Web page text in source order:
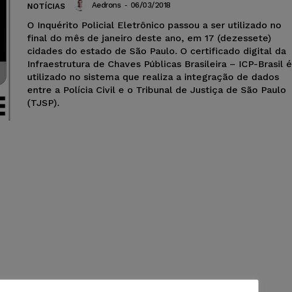
NOTÍCIAS Aedrons - 06/03/2018
O Inquérito Policial Eletrônico passou a ser utilizado no
final do mês de janeiro deste ano, em 17 (dezessete)
cidades do estado de São Paulo. O certificado digital da
Infraestrutura de Chaves Públicas Brasileira – ICP-Brasil é
utilizado no sistema que realiza a integração de dados
entre a Polícia Civil e o Tribunal de Justiça de São Paulo
(TJSP).